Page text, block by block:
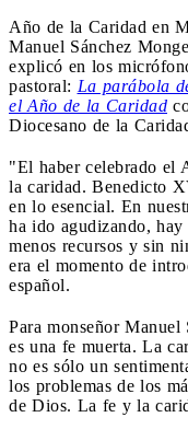
Año de la Caridad en
Manuel Sánchez
explicó en los
pastoral: La parábola
el Año de la Caridad
Diocesano de la
"El haber celebrado el
la caridad. Benedicto
en lo esencial. En
ha ido agudizando, hay
menos recursos y sin
era el momento de
español.
Para monseñor
es una fe muerta. La
no es sólo un
los problemas de los
de Dios. La fe y la